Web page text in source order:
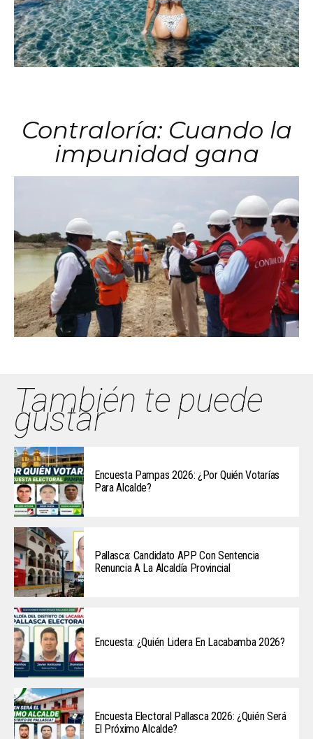
Contraloría: Cuando la
impunidad gana
También te puede
gustar
Encuesta Pampas 2026: ¿Por Quién Votarías
Para Alcalde?
Pallasca: Candidato APP Con Sentencia
Renuncia A La Alcaldía Provincial
Encuesta: ¿Quién Lidera En Lacabamba 2026?
Encuesta Electoral Pallasca 2026: ¿Quién Será
El Próximo Alcalde?